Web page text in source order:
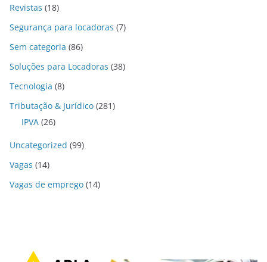
Revistas (18)
Segurança para locadoras (7)
Sem categoria (86)
Soluções para Locadoras (38)
Tecnologia (8)
Tributação & Jurídico (281)
IPVA (26)
Uncategorized (99)
Vagas (14)
Vagas de emprego (14)